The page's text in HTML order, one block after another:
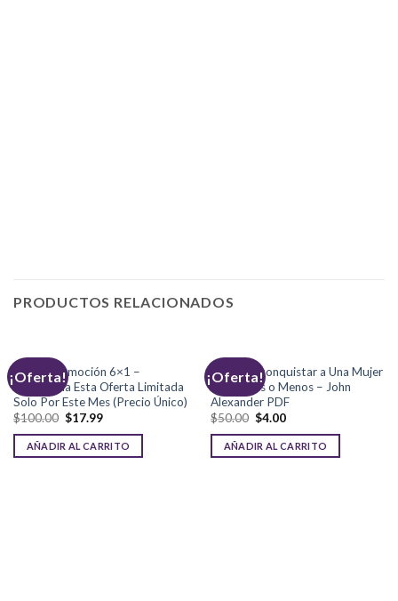
PRODUCTOS RELACIONADOS
¡Oferta!
Súper Promoción 6×1 –
Aprovecha Esta Oferta Limitada
Solo Por Este Mes (Precio Único)
$100.00 $17.99
AÑADIR AL CARRITO
¡Oferta!
Cómo Reconquistar a Una Mujer
en 30 Días o Menos – John
Alexander PDF
$50.00 $4.00
AÑADIR AL CARRITO